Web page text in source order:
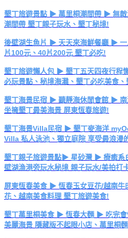
墾丁旅遊景點 ▶ 萬里桐潮間帶 ▶ 無敵
潮間帶 墾丁親子玩水、墾丁秘境!
後壁湖生魚片 ▶ 天天來海鮮餐廳 ▶ 一
片100元、40片200元 墾丁必吃!
墾丁旅遊懶人包 ▶ 墾丁五天四夜行程
必玩景點、秘境海灘、墾丁必吃美食
墾丁海景民宿 ▶ 聽靜海休閒會館 ▶
坐擁墾丁最美海景 屏東恆春旅遊!
墾丁海景Villa民宿 ▶ 墾丁麥海洋
Villa 私人泳池、獨立庭院 享受最浪漫
墾丁親子旅遊景點▶ 星砂灣 ▶ 療癒系
壁湖漁港旁玩水秘境 親子玩水/美拍打
屏東恆春美食 ▶ 恆春玉女豆花/越南
花、越南美食料理 墾丁旅遊美食!
墾丁萬里桐美食 ▶ 恆春大麵 ▶ 吃完會
美麗海景 隱藏版不起眼小店、萬里桐